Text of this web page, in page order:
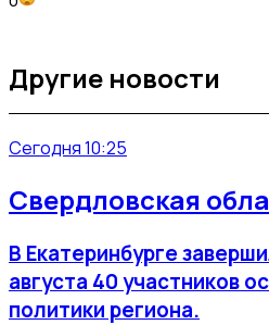
Другие новости
Сегодня 10:25
Свердловская
В Екатеринбурге
августа 40 участников
политики региона.